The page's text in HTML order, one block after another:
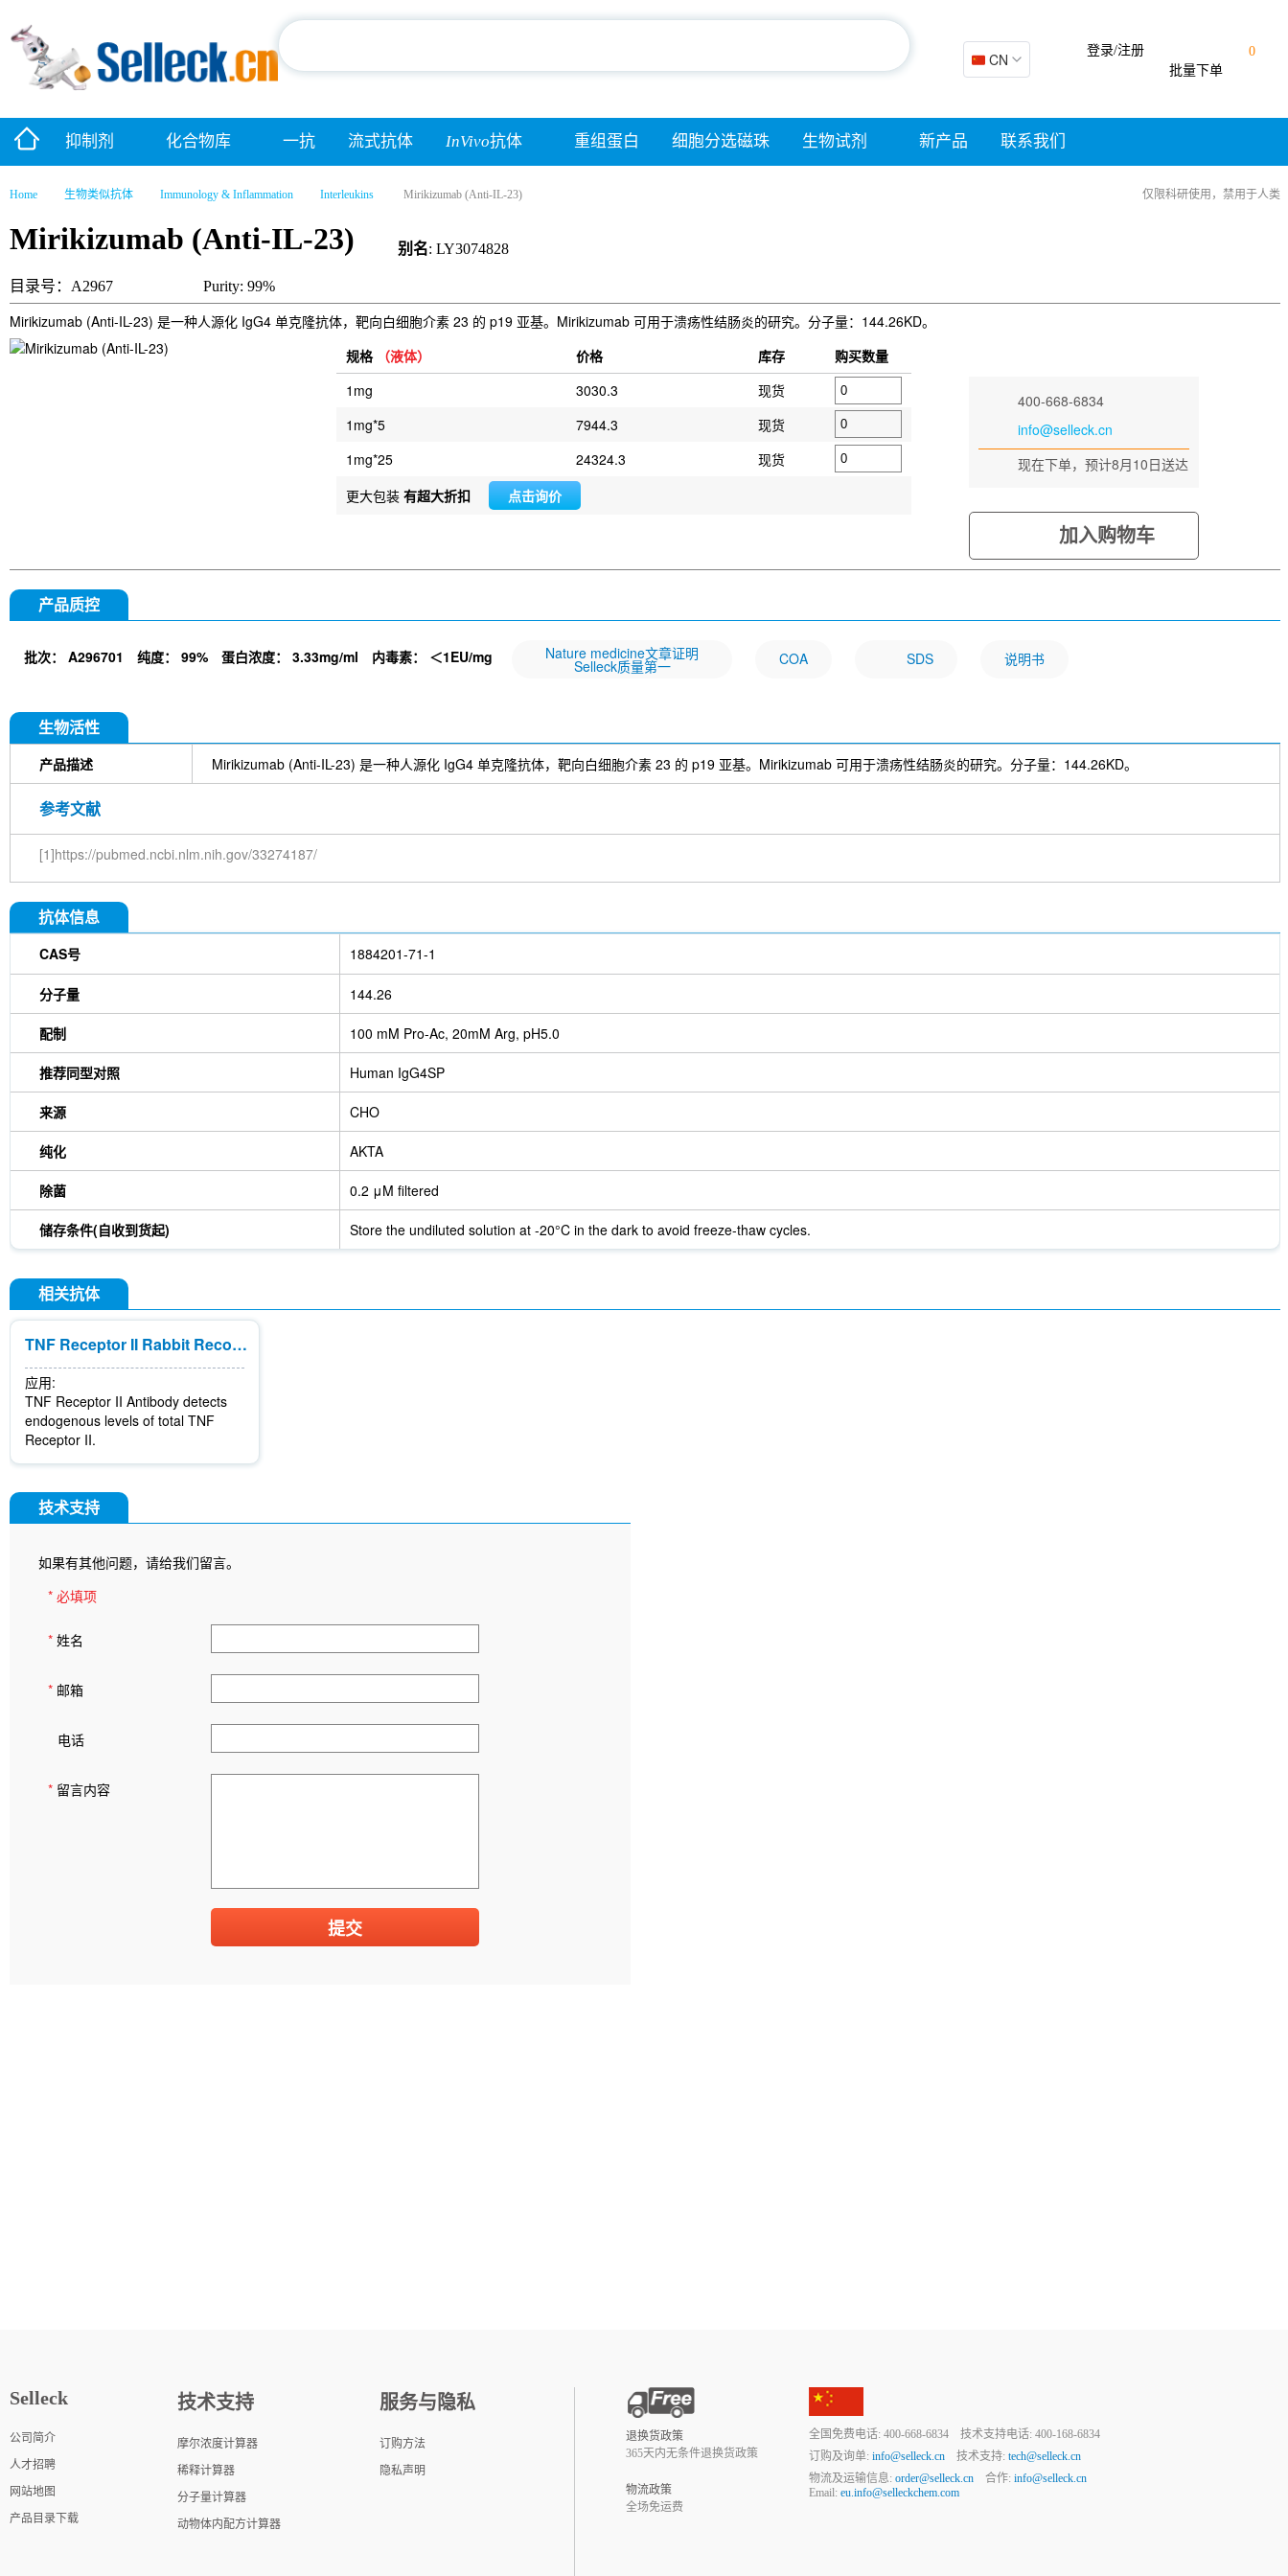
🇨🇳 CN
0
批量下单
登录/注册
抑制剂 化合物库 一抗 流式抗体 InVivo抗体 重组蛋白 细胞分选磁珠 生物试剂 新产品 联系我们
Home 生物类似抗体 Immunology & Inflammation Interleukins Mirikizumab (Anti-IL-23) 仅限科研使用，禁用于人类
Mirikizumab (Anti-IL-23) 别名: LY­3074828
目录号：A2967 Purity: 99%
Mirikizumab (Anti-IL-23) 是一种人源化 IgG4 单克隆抗体，靶向白细胞介素 23 的 p19 亚基。Mirikizumab 可用于溃疡性结肠炎的研究。分子量：144.26KD。
规格 （液体） 价格 库存
购买数量
1mg
3030.3
现货
1mg*5
7944.3
现货
1mg*25
24324.3
现货
更大包装 有超大折扣 点击询价
400-668-6834
info@selleck.cn
现在下单，预计8月10日送达
加入购物车
产品质控
批次： A296701 纯度： 99% 蛋白浓度： 3.33mg/ml 内毒素： ＜1EU/mg Nature medicine文章证明
Selleck质量第一 COA SDS 说明书
生物活性
产品描述 Mirikizumab (Anti-IL-23) 是一种人源化 IgG4 单克隆抗体，靶向白细胞介素 23 的 p19 亚基。Mirikizumab 可用于溃疡性结肠炎的研究。分子量：144.26KD。
参考文献
[1]https://pubmed.ncbi.nlm.nih.gov/33274187/
抗体信息
CAS号 1884201-71-1
分子量 144.26
配制 100 mM Pro-Ac, 20mM Arg, pH5.0
推荐同型对照 Human IgG4SP
来源 CHO
纯化 AKTA
除菌 0.2 μM filtered
储存条件(自收到货起) Store the undiluted solution at -20°C in the dark to avoid freeze-thaw cycles.
相关抗体
TNF Receptor II Rabbit Recombinant mAb
应用:
TNF Receptor II Antibody detects
endogenous levels of total TNF
Receptor II.
技术支持
如果有其他问题，请给我们留言。
* 必填项
* 姓名
* 邮箱
电话
* 留言内容
Selleck
公司简介
人才招聘
网站地图
产品目录下载
技术支持
摩尔浓度计算器
稀释计算器
分子量计算器
动物体内配方计算器
服务与隐私
订购方法
隐私声明
退换货政策
365天内无条件退换货政策
物流政策
全场免运费
全国免费电话: 400-668-6834 技术支持电话: 400-168-6834
订购及询单: info@selleck.cn 技术支持: tech@selleck.cn
物流及运输信息: order@selleck.cn 合作: info@selleck.cn
Email: eu.info@selleckchem.com